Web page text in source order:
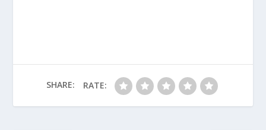
asteroides, a menos
asteroide gigante
SHARE: RATE: